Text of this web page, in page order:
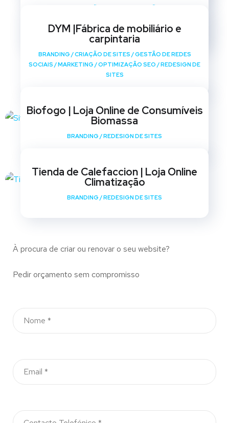
SITES
DYM |Fábrica de mobiliário e
carpintaria
BRANDING /CRIAÇÃO DE SITES /GESTÃO DE REDES
SOCIAIS /MARKETING /OPTIMIZAÇÃO SEO /REDESIGN DE
SITES
Biofogo | Loja Online de Consumíveis
Biomassa
BRANDING /REDESIGN DE SITES
Tienda de Calefaccion | Loja Online
Climatização
BRANDING /REDESIGN DE SITES
À procura de criar ou renovar o seu website?
Pedir orçamento sem compromisso